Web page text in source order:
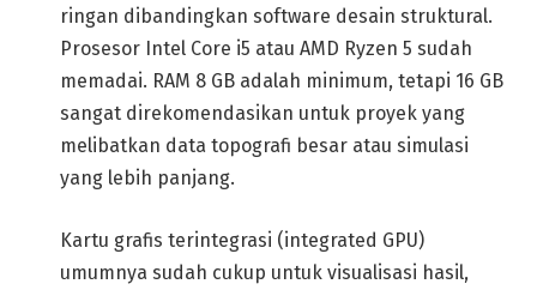
ringan dibandingkan software desain struktural.
Prosesor Intel Core i5 atau AMD Ryzen 5 sudah
memadai. RAM 8 GB adalah minimum, tetapi 16 GB
sangat direkomendasikan untuk proyek yang
melibatkan data topografi besar atau simulasi
yang lebih panjang.
Kartu grafis terintegrasi (integrated GPU)
umumnya sudah cukup untuk visualisasi hasil,